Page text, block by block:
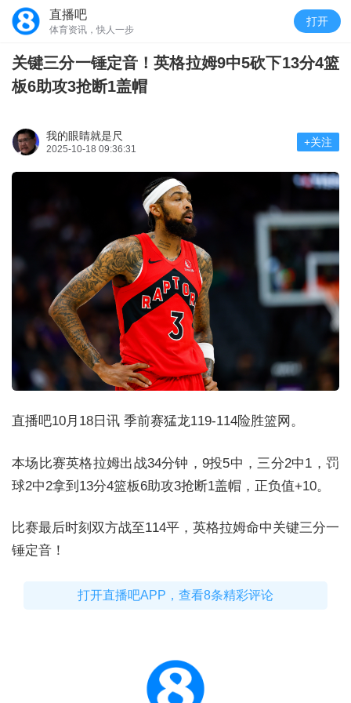
直播吧
体育资讯，快人一步
打开
关键三分一锤定音！英格拉姆9中5砍下13分4篮
板6助攻3抢断1盖帽
我的眼睛就是尺
2025-10-18 09:36:31
+关注
直播吧10月18日讯 季前赛猛龙119-114险胜篮网。
本场比赛英格拉姆出战34分钟，9投5中，三分2中1，罚
球2中2拿到13分4篮板6助攻3抢断1盖帽，正负值+10。
比赛最后时刻双方战至114平，英格拉姆命中关键三分一
锤定音！
打开直播吧APP，查看8条精彩评论